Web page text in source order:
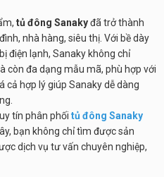
tủ đông Sanakyđã trở thành
nhà hàng, siêu thị. Với bề dày
điện lạnh, Sanaky không chỉ
còn đa dạng mẫu mã, phù hợp với
cả hợp lý giúp Sanaky dễ dàng
tín phân phối tủ đông Sanaky
bạn không chỉ tìm được sản
dịch vụ tư vấn chuyên nghiệp,